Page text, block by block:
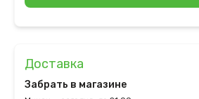
Доставка
Забрать в магазине